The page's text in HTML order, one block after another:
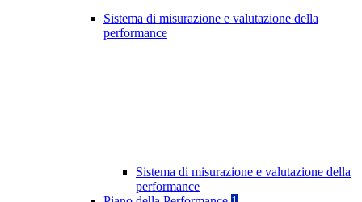
Sistema di misurazione e valutazione della
performance
Sistema di misurazione e valutazione della
performance